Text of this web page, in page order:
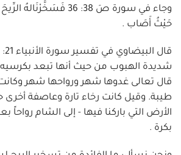
وجاء في سورة صَ 38: 36
حَيْثُ أَصَاب .
شديدة الهبوب من حيث أنها تبعد
قال تعالى غدوها شهر ورواحها شهر
طيبة. وقيل كانت رخاء تارة وعاصفة أخرى
الأرض التي باركنا فيها - إلى الشام رواحاً
بكرة .